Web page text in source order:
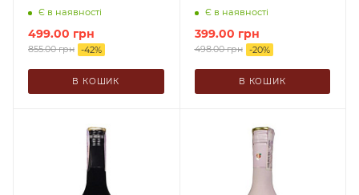
Є в наявності
499.00 грн
855.00грн -42%
В КОШИК
Є в наявності
399.00 грн
498.00грн -20%
В КОШИК